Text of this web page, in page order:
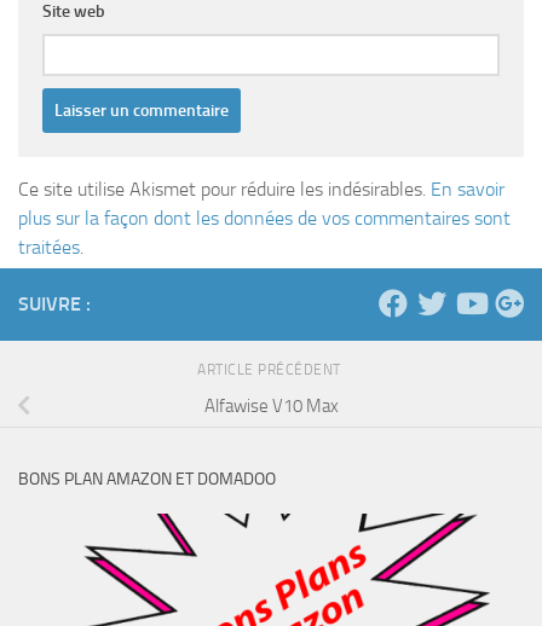
Site web
Ce site utilise Akismet pour réduire les indésirables. En savoir
plus sur la façon dont les données de vos commentaires sont
traitées.
SUIVRE :
ARTICLE PRÉCÉDENT
Alfawise V10 Max
BONS PLAN AMAZON ET DOMADOO